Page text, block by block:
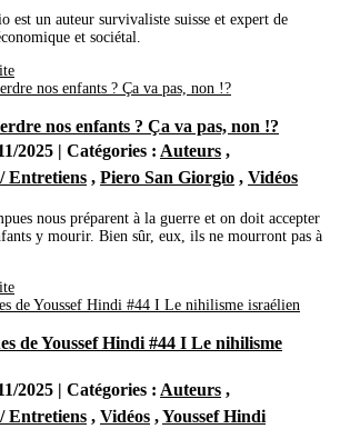
(3)
(1)
(4)
(5)
(4)
(1)
(2)
(3)
(3)
est un auteur survivaliste suisse et expert de
et sociétal.
nos enfants ? Ça va pas, non !?
2025 | Catégories : Auteurs ,
Entretiens , Piero San Giorgio , Vidéos
nous préparent à la guerre et on doit accepter
y mourir. Bien sûr, eux, ils ne mourront pas à
de Youssef Hindi #44 I Le nihilisme
2025 | Catégories : Auteurs ,
Entretiens , Vidéos ,Youssef Hindi